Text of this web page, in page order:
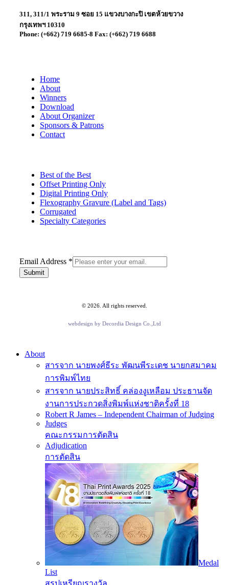
311, 311/1 พระราม 9 ซอย 15 แขวงบางกะปิ เขตห้วยขวาง
กรุงเทพฯ 10310
Phone: (+662) 719 6685-8 Fax: (+662) 719 6688
Home
About
Winners
Download
About Organizer
Sponsors & Patrons
Contact
Best of the Best
Offset Printing Only
Digital Printing Only
Flexography Gravure (Label and Tags)
Corrugated
Specialty Categories
Address
Email
Email Address *
Submit
© 2026 . All rights reserved.
webdesign by Decordia Design Co.,Ltd
Close
About
สารจาก นายพงศ์ธีระ พัฒนพีระเดช นายกสมาคม
การพิมพ์ไทย
สารจาก นายประสิทธิ์ คล่องงูเหลือม ประธานจัด
งานการประกวดสิ่งพิมพ์แห่งชาติครั้งที่ 18
Robert R James – Independent Chairman of Judging
Judges
คณะกรรมการตัดสิน
Adjudication
การตัดสิน
Medal
List
สรุปเหรียญรางวัล